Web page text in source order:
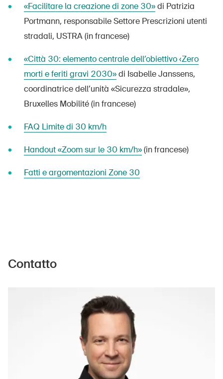
«Facilitare la creazione di zone 30»di Patrizia
Portmann, responsabile Settore Prescrizioni utenti
stradali, USTRA (in francese)
«Città 30: elemento centrale dell’obiettivo ‹Zero
morti e feriti gravi 2030»di Isabelle Janssens,
coordinatrice dell’unità «Sicurezza stradale»,
Bruxelles Mobilité (in francese)
FAQ Limite di 30 km/h
Handout «Zoom sur le 30 km/h»(in francese)
Fatti e argomentazioni Zone 30
Contatto